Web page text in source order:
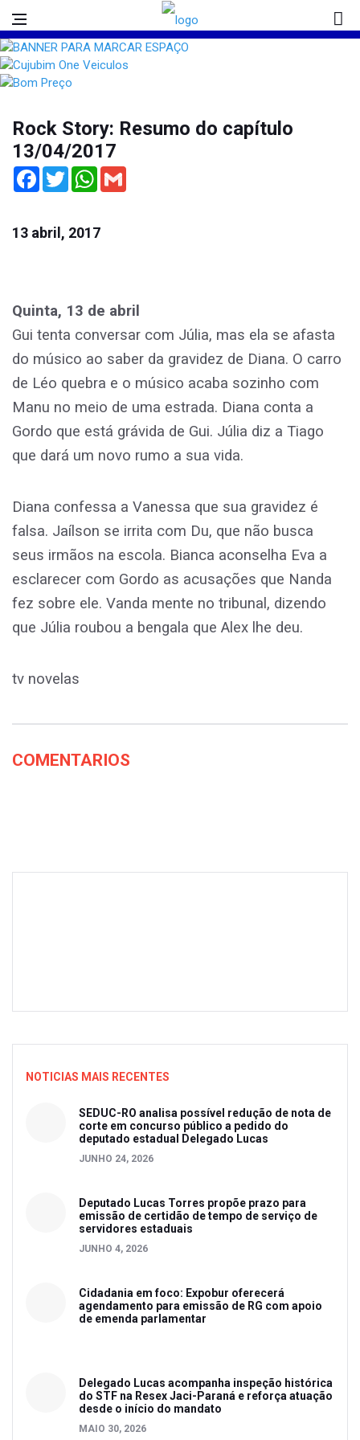
Rock Story: Resumo do capítulo
13/04/2017
Facebook
TwitterWhatsApp
13 abril, 2017
Quinta, 13 de abril
Gui tenta conversar com Júlia, mas ela se afasta
do músico ao saber da gravidez de Diana. O carro
de Léo quebra e o músico acaba sozinho com
Manu no meio de uma estrada. Diana conta a
Gordo que está grávida de Gui. Júlia diz a Tiago
que dará um novo rumo a sua vida.
Diana confessa a Vanessa que sua gravidez é
falsa. Jaílson se irrita com Du, que não busca
seus irmãos na escola. Bianca aconselha Eva a
esclarecer com Gordo as acusações que Nanda
fez sobre ele. Vanda mente no tribunal, dizendo
que Júlia roubou a bengala que Alex lhe deu.
tv novelas
COMENTARIOS
NOTICIAS MAIS RECENTES
SEDUC-RO analisa possível redução de nota de
corte em concurso público a pedido do
deputado estadual Delegado Lucas
JUNHO 24, 2026
Deputado Lucas Torres propõe prazo para
emissão de certidão de tempo de serviço de
servidores estaduais
JUNHO 4, 2026
Cidadania em foco: Expobur oferecerá
agendamento para emissão de RG com apoio
de emenda parlamentar
Delegado Lucas acompanha inspeção histórica
do STF na Resex Jaci-Paraná e reforça atuação
desde o início do mandato
MAIO 30, 2026